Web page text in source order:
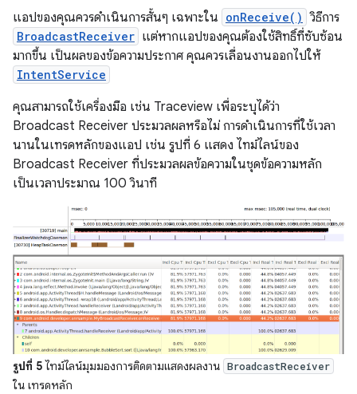
แอปของคุณควรดำเนินการสั้นๆ เฉพาะใน onReceive() วิธีการ
BroadcastReceiver แต่หากแอปของคุณต้องใช้สิทธิ์ที่ซับซ้อน
มากขึ้น เป็นผลของข้อความประกาศ คุณควรเลื่อนงานออกไปให้
IntentService
คุณสามารถใช้เครื่องมือ เช่น Traceview เพื่อระบุได้ว่า
Broadcast Receiver ประมวลผลหรือไม่ การดำเนินการที่ใช้เวลา
นานในเทรดหลักของแอป เช่น รูปที่ 6 แสดง ไทม์ไลน์ของ
Broadcast Receiver ที่ประมวลผลข้อความในชุดข้อความหลัก
เป็นเวลาประมาณ 100 วินาที
รูปที่ 5 ไทม์ไลน์มุมมองการติดตามแสดงผลงาน BroadcastReceiver
ใน เทรดหลัก